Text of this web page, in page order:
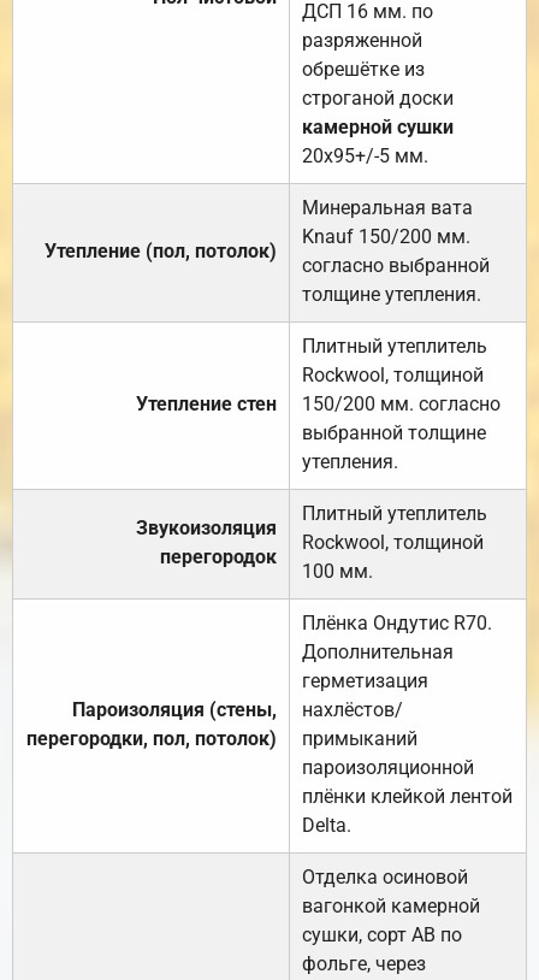
ДСП 16 мм. по
разряженной
обрешётке из
строганой доски
камерной сушки
20х95+/-5 мм.
Утепление (пол, потолок)
Минеральная вата
Knauf 150/200 мм.
согласно выбранной
толщине утепления.
Утепление стен
Плитный утеплитель
Rockwool, толщиной
150/200 мм. согласно
выбранной толщине
утепления.
Звукоизоляция
перегородок
Плитный утеплитель
Rockwool, толщиной
100 мм.
Пароизоляция (стены,
перегородки, пол, потолок)
Плёнка Ондутис R70.
Дополнительная
герметизация
нахлёстов/
примыканий
пароизоляционной
плёнки клейкой лентой
Delta.
Отделка осиновой
вагонкой камерной
сушки, сорт АВ по
фольге, через